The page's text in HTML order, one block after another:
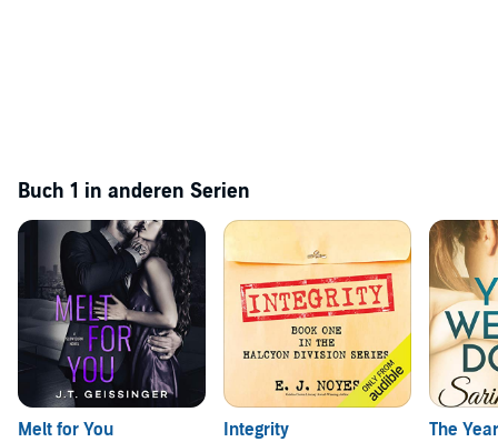
Buch 1 in anderen Serien
Melt for You
Integrity
The